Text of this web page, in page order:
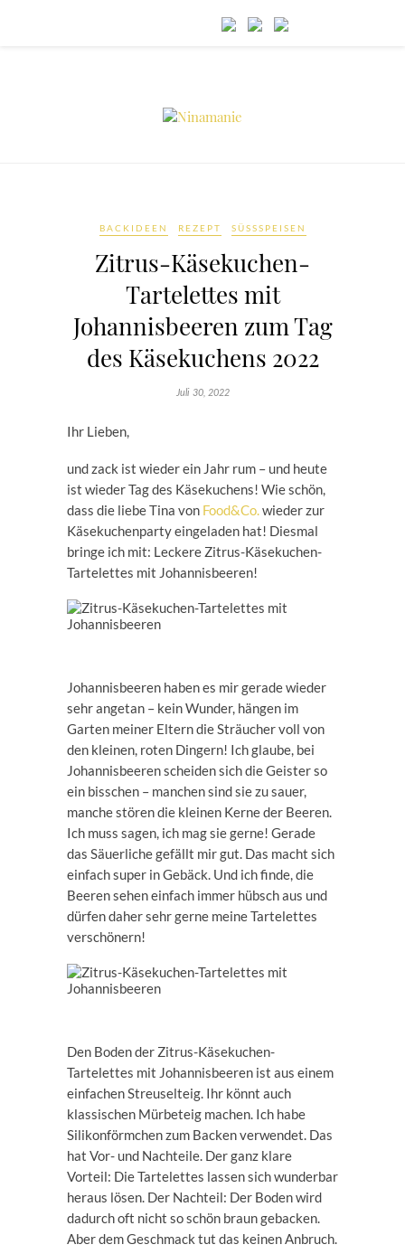
BACKIDEEN REZEPT SÜSSSPEISEN
Zitrus-Käsekuchen-
Tartelettes mit
Johannisbeeren zum Tag
des Käsekuchens 2022
Juli 30, 2022
Ihr Lieben,
und zack ist wieder ein Jahr rum – und heute
ist wieder Tag des Käsekuchens! Wie schön,
dass die liebe Tina von Food&Co.wieder zur
Käsekuchenparty eingeladen hat! Diesmal
bringe ich mit: Leckere Zitrus-Käsekuchen-
Tartelettes mit Johannisbeeren!
Johannisbeeren haben es mir gerade wieder
sehr angetan – kein Wunder, hängen im
Garten meiner Eltern die Sträucher voll von
den kleinen, roten Dingern! Ich glaube, bei
Johannisbeeren scheiden sich die Geister so
ein bisschen – manchen sind sie zu sauer,
manche stören die kleinen Kerne der Beeren.
Ich muss sagen, ich mag sie gerne! Gerade
das Säuerliche gefällt mir gut. Das macht sich
einfach super in Gebäck. Und ich finde, die
Beeren sehen einfach immer hübsch aus und
dürfen daher sehr gerne meine Tartelettes
verschönern!
Den Boden der Zitrus-Käsekuchen-
Tartelettes mit Johannisbeeren ist aus einem
einfachen Streuselteig. Ihr könnt auch
klassischen Mürbeteig machen. Ich habe
Silikonförmchen zum Backen verwendet. Das
hat Vor- und Nachteile. Der ganz klare
Vorteil: Die Tartelettes lassen sich wunderbar
heraus lösen. Der Nachteil: Der Boden wird
dadurch oft nicht so schön braun gebacken.
Aber dem Geschmack tut das keinen Anbruch.